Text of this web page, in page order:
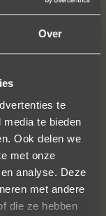
Over
te
te bieden
Ook delen we
met onze
analyse. Deze
met andere
die ze hebben